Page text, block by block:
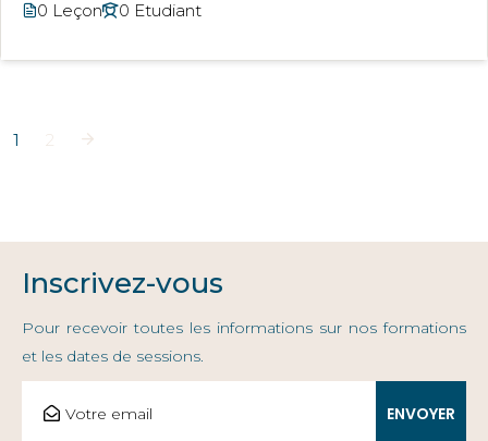
0 Leçon 0 Etudiant
1 2
Inscrivez-vous
Pour recevoir toutes les informations sur nos formations
et les dates de sessions.